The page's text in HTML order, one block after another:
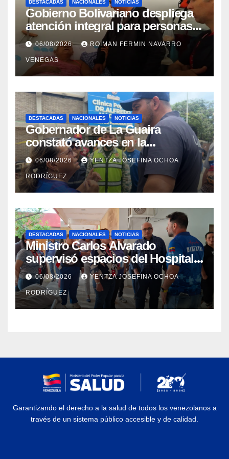
DESTACADAS NACIONALES NOTICIAS
Gobierno Bolivariano despliega
atención integral para personas
con discapacidad en
campamentos de La Guaira
06/08/2026 ROIMAN FERMIN NAVARRO
VENEGAS
DESTACADAS NACIONALES NOTICIAS
Gobernador de La Guaira
constató avances en la
rehabilitación del Hospitalito de
Catia la Mar
06/08/2026 YENTZA JOSEFINA OCHOA
RODRÍGUEZ
DESTACADAS NACIONALES NOTICIAS
Ministro Carlos Alvarado
supervisó espacios del Hospital
Dermatológico Dr. Martín Vegas
en La Guaira
06/08/2026 YENTZA JOSEFINA OCHOA
RODRÍGUEZ
Garantizando el derecho a la salud de todos los venezolanos a
través de un sistema público accesible y de calidad.